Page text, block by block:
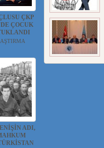
ÇKP
ÇOCUK
ADI,